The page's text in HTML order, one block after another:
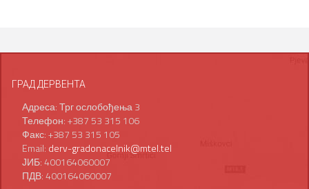
ГРАД ДЕРВЕНТА
Адреса: Трг ослобођења 3
Телефон: +387 53 315 106
Факс: +387 53 315 105
Email: derv-gradonacelnik@mtel.tel
ЈИБ: 400164060007
ПДВ: 400164060007